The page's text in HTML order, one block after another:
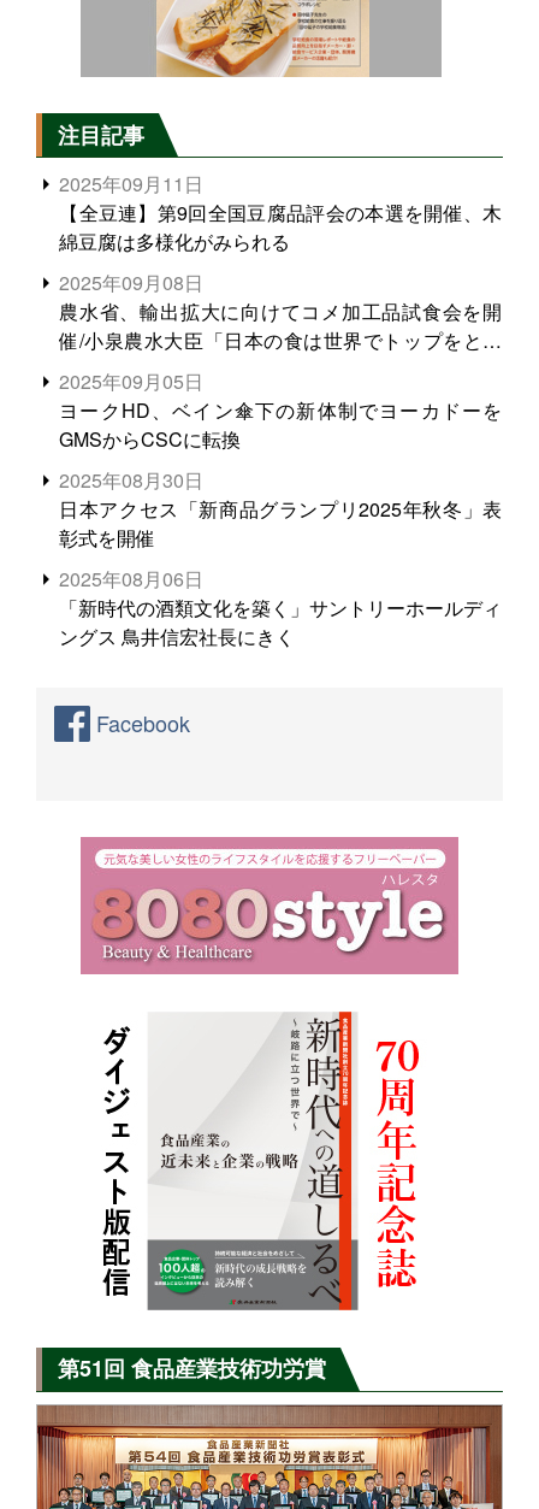
注目記事
2025年09月11日
【全豆連】第9回全国豆腐品評会の本選を開催、木
綿豆腐は多様化がみられる
2025年09月08日
農水省、輸出拡大に向けてコメ加工品試食会を開
催/小泉農水大臣「日本の食は世界でトップをとれ
る。米増産に向けて、米輸出需要の拡大を」
2025年09月05日
ヨークHD、ベイン傘下の新体制でヨーカドーを
GMSからCSCに転換
2025年08月30日
日本アクセス「新商品グランプリ2025年秋冬」表
彰式を開催
2025年08月06日
「新時代の酒類文化を築く」サントリーホールディ
ングス 鳥井信宏社長にきく
Facebook
第51回 食品産業技術功労賞